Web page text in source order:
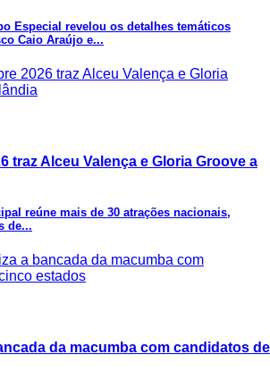
Especial revelou os detalhes temáticos
Caio Araújo e...
traz Alceu Valença e Gloria Groove a
reúne mais de 30 atrações nacionais,
de...
da macumba com candidatos de